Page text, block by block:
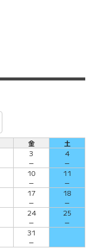
金
土
3
－
4
－
10
－
11
－
17
－
18
－
24
－
25
－
31
－